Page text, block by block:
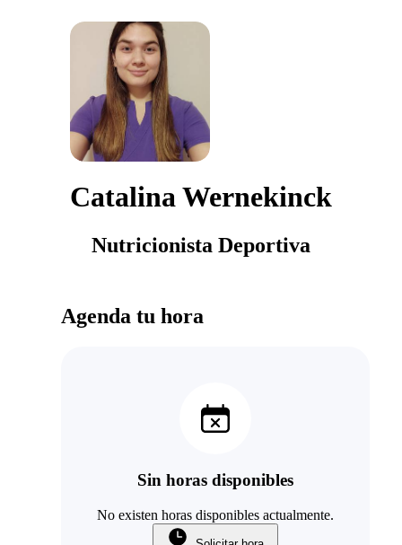
Catalina Wernekinck
Nutricionista Deportiva
Agenda tu hora
Sin horas disponibles
No existen horas disponibles actualmente.